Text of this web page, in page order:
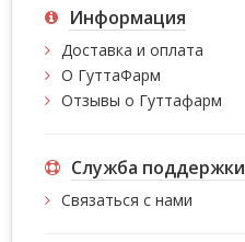
Информация
Доставка и оплата
О ГуттаФарм
Отзывы о Гуттафарм
Служба поддержки
Связаться с нами